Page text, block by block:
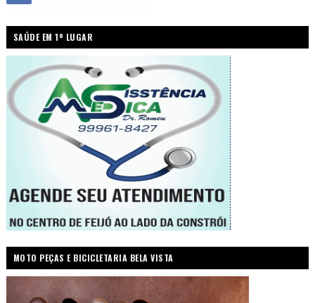
SAÚDE EM 1º LUGAR
MOTO PEÇAS E BICICLETARIA BELA VISTA